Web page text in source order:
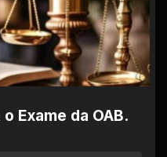
Exame da OAB.